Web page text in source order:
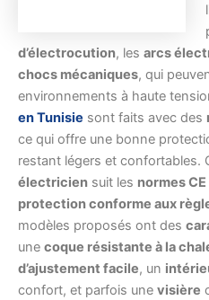
d’électrocution, les arcs
chocs mécaniques, qui
environnements à haute
en Tunisie sont faits avec des
ce qui offre une bonne
restant légers et confortables.
électricien suit les normes CE
protection conforme aux
modèles proposés ont des
une coque résistante à la
d’ajustement facile, un
confort, et parfois une visière